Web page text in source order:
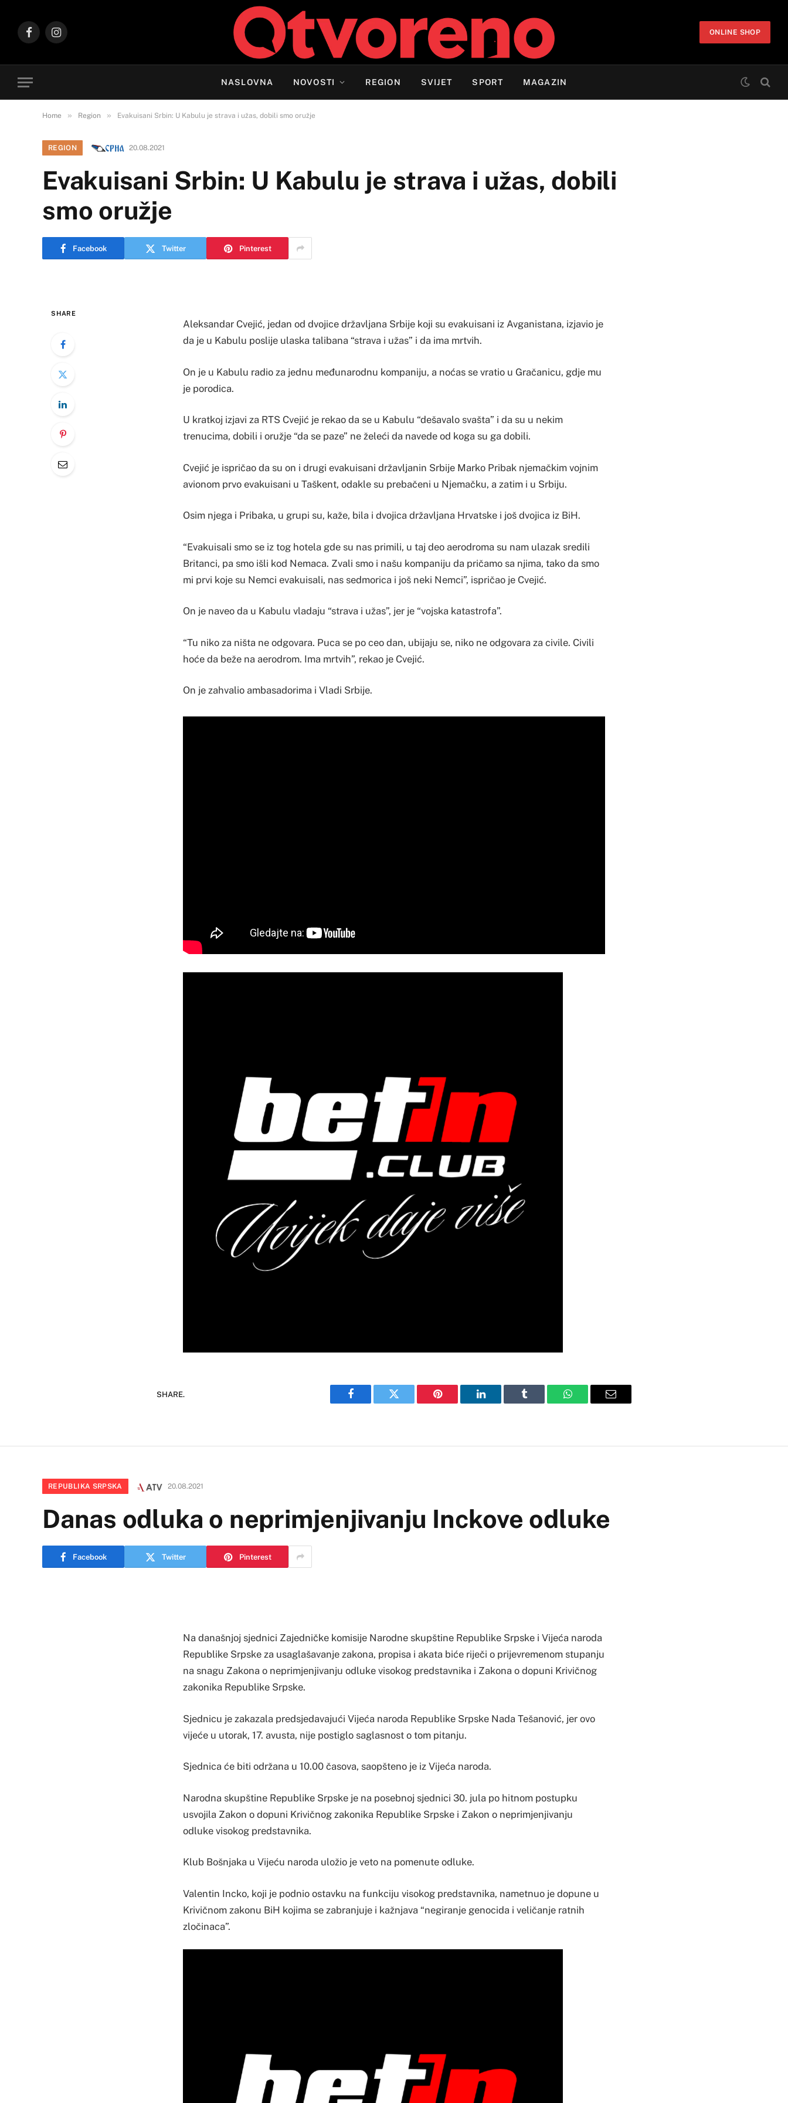
FacebookInstagram
ONLINE SHOP
NASLOVNA NOVOSTI REGION SVIJET SPORT MAGAZIN
Home » Region » Evakuisani Srbin: U Kabulu je strava i užas, dobili smo oružje
REGION 20.08.2021
Evakuisani Srbin: U Kabulu je strava i užas, dobili
smo oružje
Facebook Twitter Pinterest
SHARE
Aleksandar Cvejić, jedan od dvojice državljana Srbije koji su evakuisani iz Avganistana, izjavio je
da je u Kabulu poslije ulaska talibana “strava i užas” i da ima mrtvih.
On je u Kabulu radio za jednu međunarodnu kompaniju, a noćas se vratio u Gračanicu, gdje mu
je porodica.
U kratkoj izjavi za RTS Cvejić je rekao da se u Kabulu “dešavalo svašta” i da su u nekim
trenucima, dobili i oružje “da se paze” ne želeći da navede od koga su ga dobili.
Cvejić je ispričao da su on i drugi evakuisani državljanin Srbije Marko Pribak njemačkim vojnim
avionom prvo evakuisani u Taškent, odakle su prebačeni u Njemačku, a zatim i u Srbiju.
Osim njega i Pribaka, u grupi su, kaže, bila i dvojica državljana Hrvatske i još dvojica iz BiH.
“Evakuisali smo se iz tog hotela gde su nas primili, u taj deo aerodroma su nam ulazak sredili
Britanci, pa smo išli kod Nemaca. Zvali smo i našu kompaniju da pričamo sa njima, tako da smo
mi prvi koje su Nemci evakuisali, nas sedmorica i još neki Nemci”, ispričao je Cvejić.
On je naveo da u Kabulu vladaju “strava i užas”, jer je “vojska katastrofa”.
“Tu niko za ništa ne odgovara. Puca se po ceo dan, ubijaju se, niko ne odgovara za civile. Civili
hoće da beže na aerodrom. Ima mrtvih”, rekao je Cvejić.
On je zahvalio ambasadorima i Vladi Srbije.
SHARE.
Facebook Twitter Pinterest LinkedIn Tumblr WhatsAppEmail
REPUBLIKA SRPSKA 20.08.2021
Danas odluka o neprimjenjivanju Inckove odluke
Facebook Twitter Pinterest
Na današnjoj sjednici Zajedničke komisije Narodne skupštine Republike Srpske i Vijeća naroda
Republike Srpske za usaglašavanje zakona, propisa i akata biće riječi o prijevremenom stupanju
na snagu Zakona o neprimjenjivanju odluke visokog predstavnika i Zakona o dopuni Krivičnog
zakonika Republike Srpske.
Sjednicu je zakazala predsjedavajući Vijeća naroda Republike Srpske Nada Tešanović, jer ovo
vijeće u utorak, 17. avusta, nije postiglo saglasnost o tom pitanju.
Sjednica će biti održana u 10.00 časova, saopšteno je iz Vijeća naroda.
Narodna skupštine Republike Srpske je na posebnoj sjednici 30. jula po hitnom postupku
usvojila Zakon o dopuni Krivičnog zakonika Republike Srpske i Zakon o neprimjenjivanju
odluke visokog predstavnika.
Klub Bošnjaka u Vijeću naroda uložio je veto na pomenute odluke.
Valentin Incko, koji je podnio ostavku na funkciju visokog predstavnika, nametnuo je dopune u
Krivičnom zakonu BiH kojima se zabranjuje i kažnjava “negiranje genocida i veličanje ratnih
zločinaca”.